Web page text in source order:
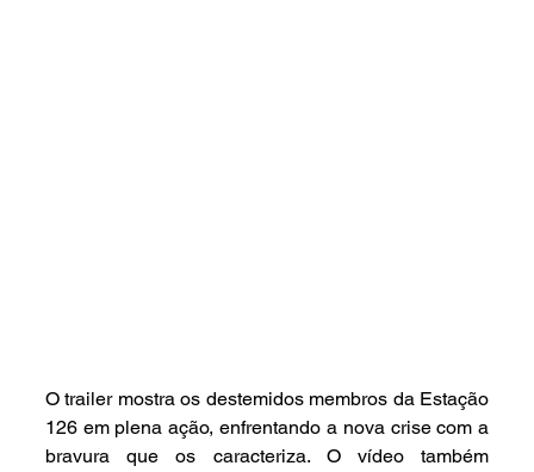
O trailer mostra os destemidos membros da Estação
126 em plena ação, enfrentando a nova crise com a
bravura que os caracteriza. O vídeo também